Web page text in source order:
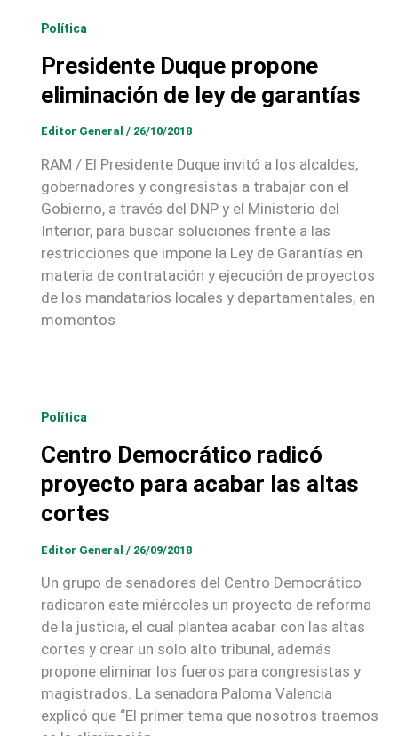
Política
Presidente Duque propone
eliminación de ley de garantías
Editor General / 26/10/2018
RAM / El Presidente Duque invitó a los alcaldes,
gobernadores y congresistas a trabajar con el
Gobierno, a través del DNP y el Ministerio del
Interior, para buscar soluciones frente a las
restricciones que impone la Ley de Garantías en
materia de contratación y ejecución de proyectos
de los mandatarios locales y departamentales, en
momentos
Política
Centro Democrático radicó
proyecto para acabar las altas
cortes
Editor General / 26/09/2018
Un grupo de senadores del Centro Democrático
radicaron este miércoles un proyecto de reforma
de la justicia, el cual plantea acabar con las altas
cortes y crear un solo alto tribunal, además
propone eliminar los fueros para congresistas y
magistrados. La senadora Paloma Valencia
explicó que “El primer tema que nosotros traemos